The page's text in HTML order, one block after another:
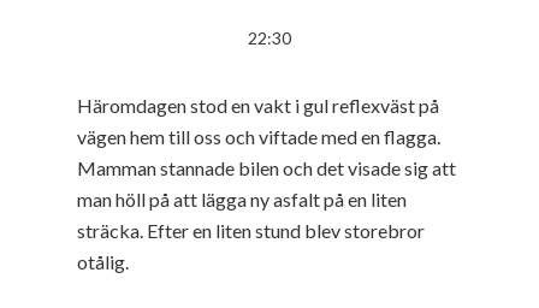
22:30
Häromdagen stod en vakt i gul reflexväst på
vägen hem till oss och viftade med en flagga.
Mamman stannade bilen och det visade sig att
man höll på att lägga ny asfalt på en liten
sträcka. Efter en liten stund blev storebror
otålig.